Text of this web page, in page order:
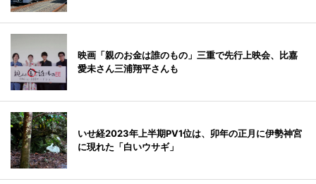
映画「親のお金は誰のもの」三重で先行上映会、比嘉
愛未さん三浦翔平さんも
いせ経2023年上半期PV1位は、卯年の正月に伊勢神宮
に現れた「白いウサギ」